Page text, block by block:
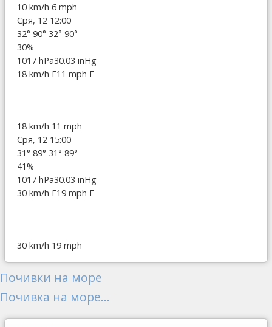
10 km/h 6 mph
Сря, 12 12:00
32° 90° 32° 90°
30%
1017 hPa30.03 inHg
18 km/h E11 mph E
18 km/h 11 mph
Сря, 12 15:00
31° 89° 31° 89°
41%
1017 hPa30.03 inHg
30 km/h E19 mph E
30 km/h 19 mph
Почивки на море
Почивка на море...